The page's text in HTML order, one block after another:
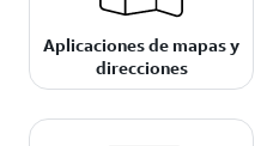
Aplicaciones de mapas y
direcciones